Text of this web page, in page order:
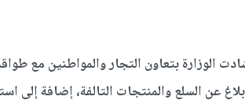
الوزارة بتعاون التجار والمواطنين مع
عن السلع والمنتجات التالفة، إضافة إلى